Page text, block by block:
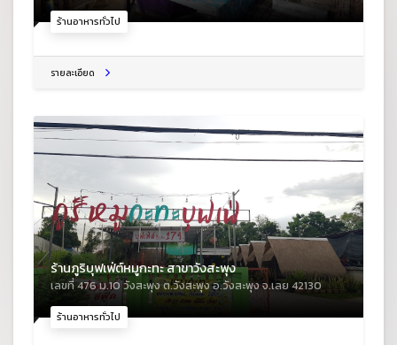
ร้านอาหารทั่วไป
รายละเอียด
ร้านอาหารทั่วไป
ร้านภูริบุฟเฟ่ต์หมูกะทะ สาขาวังสะพุง
เลขที่ 476 ม.10 วังสะพุง ต.วังสะพุง อ.วังสะพุง จ.เลย 42130